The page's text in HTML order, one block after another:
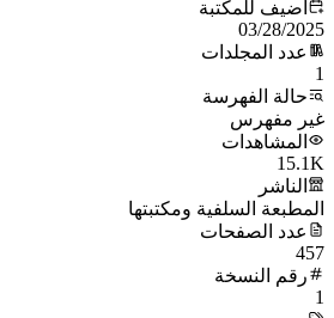
أُضيف للمكتبة
03/28/2025
عدد المجلدات
1
حالة الفهرسة
غير مفهرس
المشاهدات
15.1K
الناشر
المطبعة السلفية ومكتبتها
عدد الصفحات
457
رقم النسخة
1